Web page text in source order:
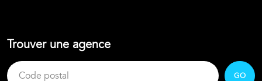
Trouver une agence
GO